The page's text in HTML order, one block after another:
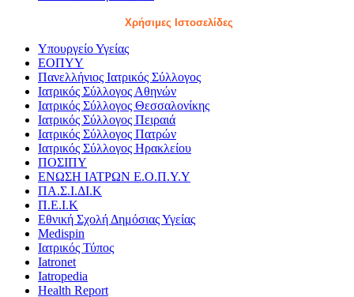
Χρήσιμες Ιστοσελίδες
Υπουργείο Υγείας
ΕΟΠΥΥ
Πανελλήνιος Ιατρικός Σύλλογος
Ιατρικός Σύλλογος Αθηνών
Ιατρικός Σύλλογος Θεσσαλονίκης
Ιατρικός Σύλλογος Πειραιά
Ιατρικός Σύλλογος Πατρών
Ιατρικός Σύλλογος Ηρακλείου
ΠΟΣΙΠΥ
ΕΝΩΣΗ ΙΑΤΡΩΝ Ε.Ο.Π.Υ.Υ
ΠΑ.Σ.Ι.ΔΙ.Κ
Π.Ε.Ι.Κ
Εθνική Σχολή Δημόσιας Υγείας
Medispin
Ιατρικός Τύπος
Iatronet
Iatropedia
Health Report